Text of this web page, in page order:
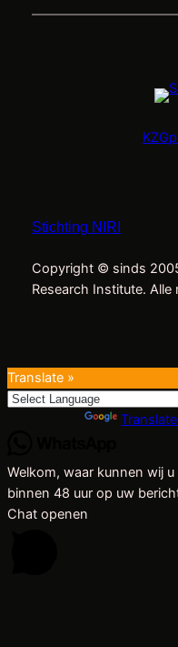
Stichting NIRI
Copyright © sinds
Research Institute.
Translate »
Translate
Welkom, waar kunnen wij
binnen 48 uur op uw
Chat openen